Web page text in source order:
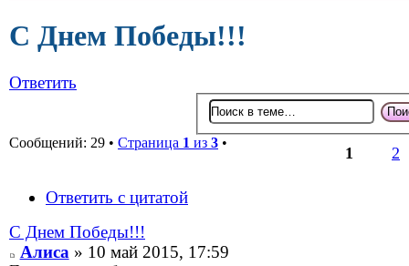
С Днем Победы!!!
Ответить
Сообщений: 29 • Страница 1 из 3 •
1 2
Ответить с цитатой
С Днем Победы!!!
Алиса» 10 май 2015, 17:59